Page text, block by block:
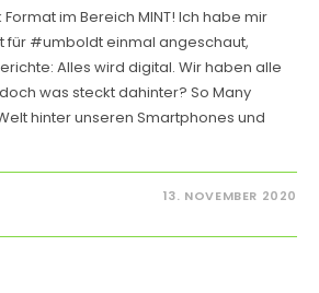
im Bereich MINT! Ich habe mir
für #umboldt einmal angeschaut,
Alles wird digital. Wir haben alle
was steckt dahinter? So Many
hinter unseren Smartphones und
13. NOVEMBER 2020